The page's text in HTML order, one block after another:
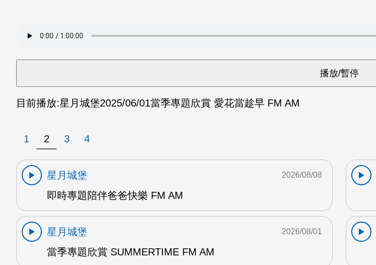
目前播放:星月城堡2025/06/01當季專題欣賞 愛花當趁早 FM AM
1 2 3 4
星月城堡
即時專題陪伴爸爸快樂 FM AM
2026/08/08
星月城堡
當季專題欣賞 SUMMERTIME FM AM
2026/08/01